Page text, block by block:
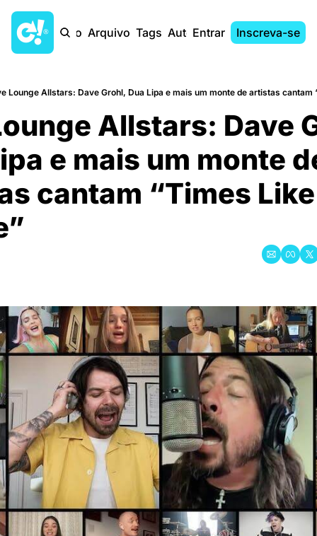
Início Arquivo Tags AutoresEntrar Inscreva-se
Lounge Allstars: Dave Grohl, Dua Lipa e mais um monte de artistas cantam
Allstars: Dave
e mais um monte
cantam “Times Like